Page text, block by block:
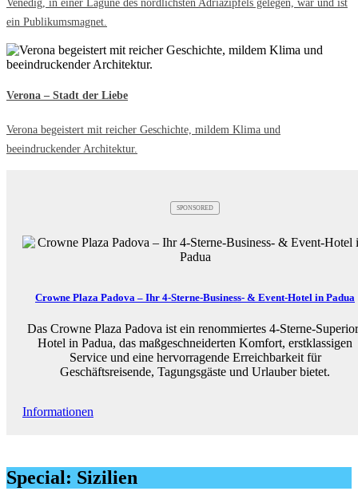
Venedig, in einer Lagune des nördlichsten Adriazipfels gelegen, war und ist
ein Publikumsmagnet.
Verona – Stadt der Liebe
Verona begeistert mit reicher Geschichte, mildem Klima und
beeindruckender Architektur.
SPONSORED
Crowne Plaza Padova – Ihr 4-Sterne-Business- & Event-Hotel in Padua
Das Crowne Plaza Padova ist ein renommiertes 4-Sterne-
Hotel in Padua, das maßgeschneiderten Komfort, erstklassigen
Service und eine hervorragende Erreichbarkeit für
Geschäftsreisende, Tagungsgäste und Urlauber bietet.
Informationen
Special: Sizilien